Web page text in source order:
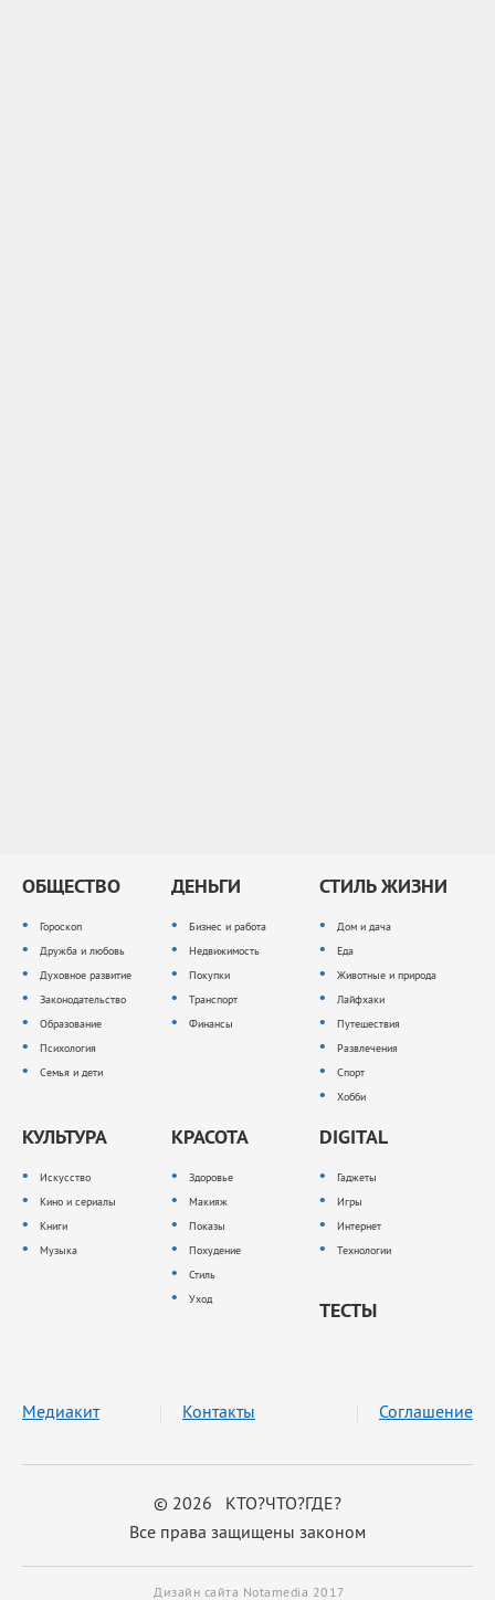
ОБЩЕСТВО
Гороскоп
Дружба и любовь
Духовное развитие
Законодательство
Образование
Психология
Семья и дети
ДЕНЬГИ
Бизнес и работа
Недвижимость
Покупки
Транспорт
Финансы
СТИЛЬ ЖИЗНИ
Дом и дача
Еда
Животные и природа
Лайфхаки
Путешествия
Развлечения
Спорт
Хобби
КУЛЬТУРА
Искусство
Кино и сериалы
Книги
Музыка
КРАСОТА
Здоровье
Макияж
Показы
Похудение
Стиль
Уход
DIGITAL
Гаджеты
Игры
Интернет
Технологии
ТЕСТЫ
© 2026 КТО?ЧТО?ГДЕ?
Все права защищены законом
Медиакит Контакты Соглашение
Дизайн сайта Notamedia 2017